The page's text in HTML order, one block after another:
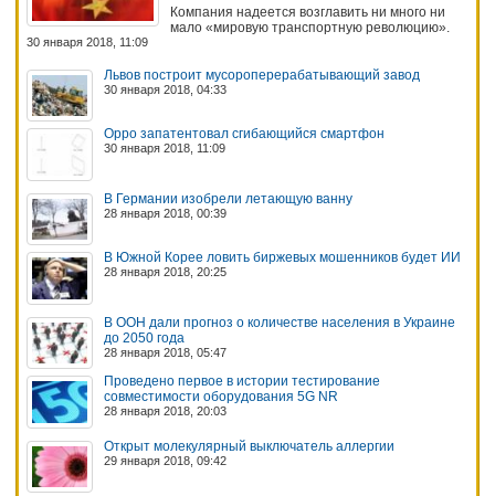
Компания надеется возглавить ни много ни
мало «мировую транспортную революцию».
30 января 2018, 11:09
Львов построит мусороперерабатывающий завод
30 января 2018, 04:33
Oppo запатентовал сгибающийся смартфон
30 января 2018, 11:09
В Германии изобрели летающую ванну
28 января 2018, 00:39
В Южной Корее ловить биржевых мошенников будет ИИ
28 января 2018, 20:25
В ООН дали прогноз о количестве населения в Украине
до 2050 года
28 января 2018, 05:47
Проведено первое в истории тестирование
совместимости оборудования 5G NR
28 января 2018, 20:03
Открыт молекулярный выключатель аллергии
29 января 2018, 09:42